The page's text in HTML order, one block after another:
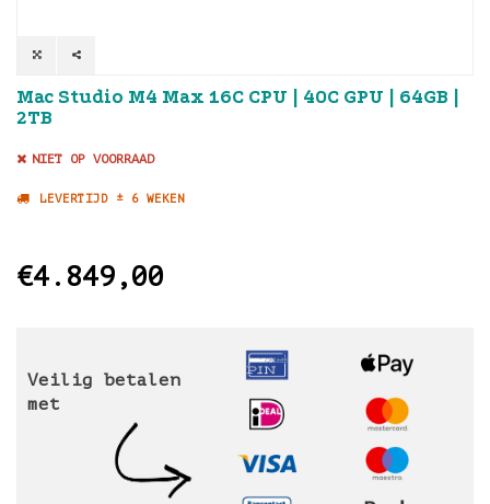
Mac Studio M4 Max 16C CPU | 40C GPU | 64GB |
2TB
NIET OP VOORRAAD
LEVERTIJD ± 6 WEKEN
€4.849,00
Veilig betalen
met